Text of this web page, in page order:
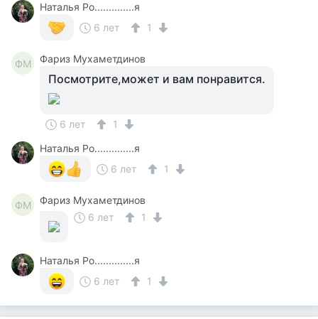
Наталья Ро..............я
6 лет
1
ФМ Фариз Мухаметдинов
Посмотрите,может и вам понравится.
6 лет
1
Наталья Ро..............я
6 лет
1
ФМ
Фариз Мухаметдинов
6 лет
1
Наталья Ро..............я
6 лет
1